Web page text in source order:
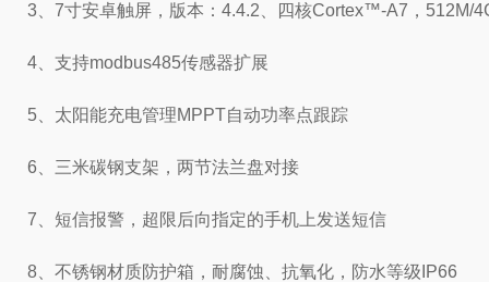
3、7寸安卓触屏，版本：4.4.2、四核Cortex™-A7，512M/
4、支持modbus485传感器扩展
5、太阳能充电管理MPPT自动功率点跟踪
6、三米碳钢支架，两节法兰盘对接
7、短信报警，超限后向指定的手机上发送短信
8、不锈钢材质防护箱，耐腐蚀、抗氧化，防水等级IP66